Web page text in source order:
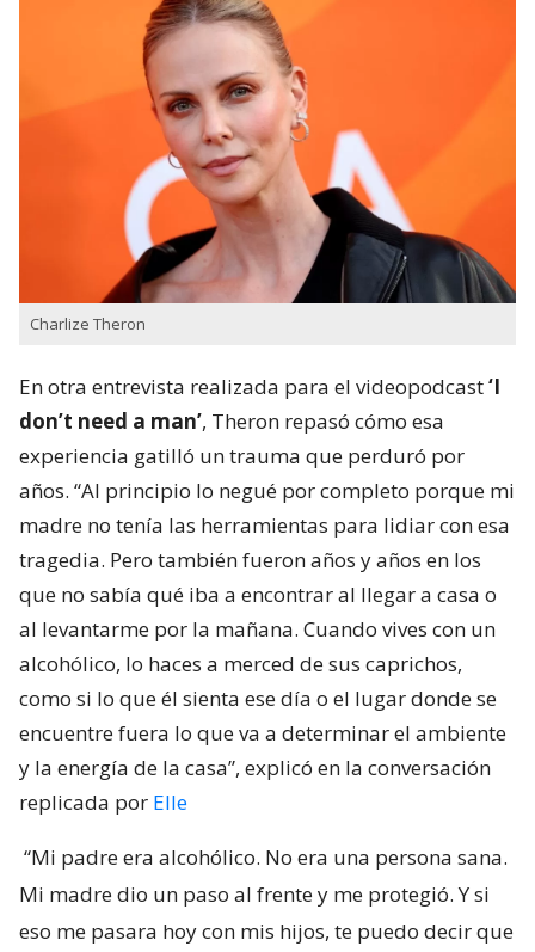
Charlize Theron
En otra entrevista realizada para el videopodcast‘I
don’t need a man’, Theron repasó cómo esa
experiencia gatilló un trauma que perduró por
años. “Al principio lo negué por completo porque mi
madre no tenía las herramientas para lidiar con esa
tragedia. Pero también fueron años y años en los
que no sabía qué iba a encontrar al llegar a casa o
al levantarme por la mañana. Cuando vives con un
alcohólico, lo haces a merced de sus caprichos,
como si lo que él sienta ese día o el lugar donde se
encuentre fuera lo que va a determinar el ambiente
y la energía de la casa”, explicó en la conversación
replicada por Elle
“Mi padre era alcohólico. No era una persona sana.
Mi madre dio un paso al frente y me protegió. Y si
eso me pasara hoy con mis hijos, te puedo decir que